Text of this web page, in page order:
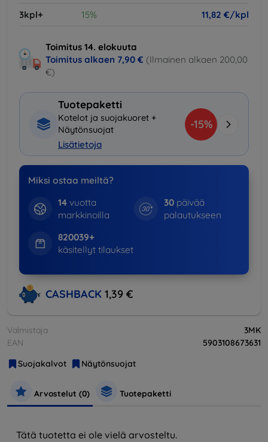
3kpl+ 15% 11,82 €/kpl
Toimitus 14. elokuuta
Toimitus alkaen 7,90 € (Ilmainen alkaen 200,00
€)
Tuotepaketti
Kotelot ja suojakuoret +
Näytönsuojat
Lisätietoja
-15%
Miksi ostaa meiltä?
14vuotta
markkinoilla
30 päivää
palautukseen
820039+
käsitellyt tilaukset
CASHBACK 1,39 €
Valmistaja
3MK
EAN
5903108673631
Suojakalvot
Näytönsuojat
Arvostelut (0) Tuotepaketti
Tätä tuotetta ei ole vielä arvosteltu.